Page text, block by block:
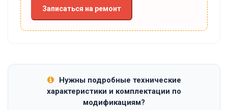
Записаться на ремонт
Нужны подробные технические
характеристики и комплектации по
модификациям?